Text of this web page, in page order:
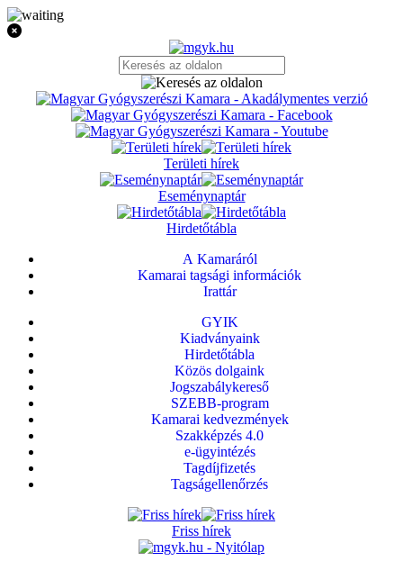
Területi hírek
Eseménynaptár
Hirdetőtábla
A Kamaráról
Kamarai tagsági információk
Irattár
GYIK
Kiadványaink
Hirdetőtábla
Közös dolgaink
Jogszabálykereső
SZEBB-program
Kamarai kedvezmények
Szakképzés 4.0
e-ügyintézés
Tagdíjfizetés
Tagságellenőrzés
Friss hírek